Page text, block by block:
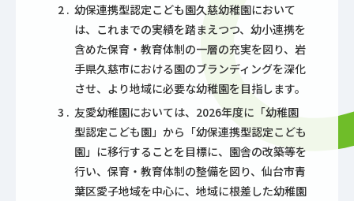
幼保連携型認定こども園久慈幼稚園において
は、これまでの実績を踏まえつつ、幼小連携を
含めた保育・教育体制の一層の充実を図り、岩
手県久慈市における園のブランディングを深化
させ、より地域に必要な幼稚園を目指します。
友愛幼稚園においては、2026年度に「幼稚園
型認定こども園」から「幼保連携型認定こども
園」に移行することを目標に、園舎の改築等を
行い、保育・教育体制の整備を図り、仙台市青
葉区愛子地域を中心に、地域に根差した幼稚園